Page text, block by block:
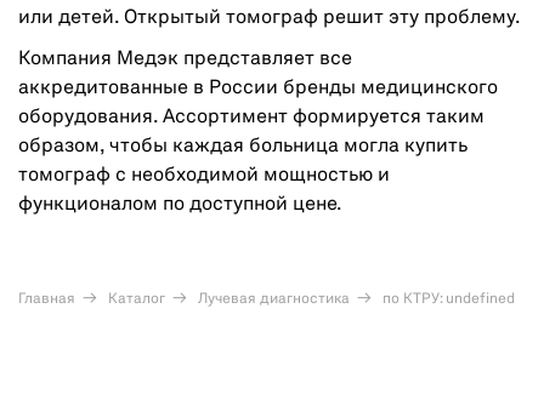
или детей. Открытый томограф решит эту проблему.
Компания Медэк представляет все
аккредитованные в России бренды медицинского
оборудования. Ассортимент формируется таким
образом, чтобы каждая больница могла купить
томограф с необходимой мощностью и
функционалом по доступной цене.
Главная Каталог Лучевая диагностика по КТРУ: undefined